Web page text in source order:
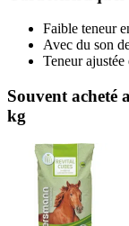
Faible teneur
Avec du son
Teneur
Souvent acheté
kg